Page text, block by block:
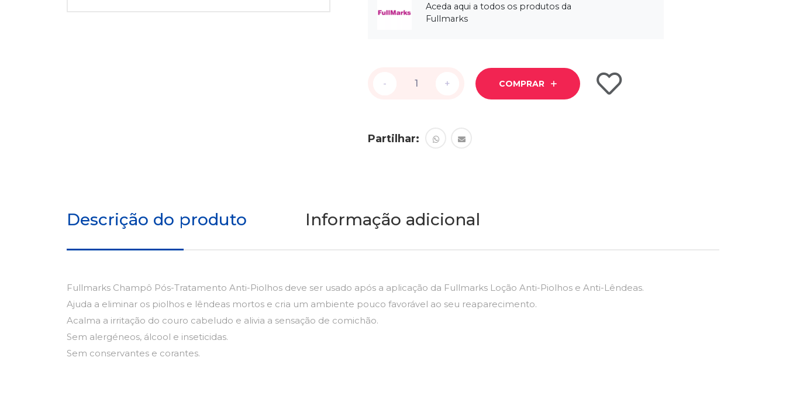
Aceda aqui a todos os produtos da
Fullmarks
- +
- + COMPRAR
Partilhar:
Descrição do produto Informação adicional
Fullmarks Champô Pós-Tratamento Anti-Piolhos deve ser usado após a aplicação da Fullmarks Loção Anti-Piolhos e Anti-Lêndeas.
Ajuda a eliminar os piolhos e lêndeas mortos e cria um ambiente pouco favorável ao seu reaparecimento.
Acalma a irritação do couro cabeludo e alivia a sensação de comichão.
Sem alergéneos, álcool e inseticidas.
Sem conservantes e corantes.